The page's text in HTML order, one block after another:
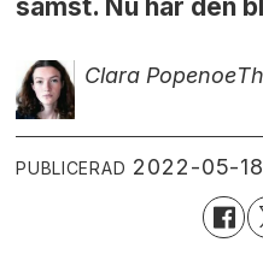
sämst. Nu har den
Clara Popenoe
PUBLICERAD 2022-05-